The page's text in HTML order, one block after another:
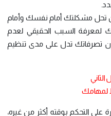
لن تحل مشكلتك أمام نفسك وأمام
لمعرفة السبب الحقيقي لعدم
إن تصرفاتك تدل على مدى تنظيم
لمهامك
على التحكم بوقته أكثر من غيره،